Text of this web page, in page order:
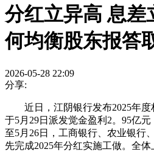
分红立异高 息差
何均衡股东报答
2026-05-28 22:09
分享:
近日，江阴银行发布2025年度
于5月29日派发觉金盈利2。95亿
至5月26日，工商银行、农业银行
先完成2025年分红实施工做。全